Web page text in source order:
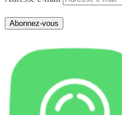
Abonnez-vous